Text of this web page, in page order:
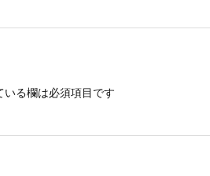
いる欄は必須項目です